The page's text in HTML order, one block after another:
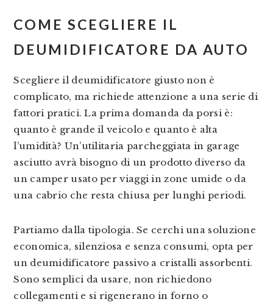
COME SCEGLIERE IL
DEUMIDIFICATORE DA AUTO
Scegliere il deumidificatore giusto non è
complicato, ma richiede attenzione a una serie di
fattori pratici. La prima domanda da porsi è:
quanto è grande il veicolo e quanto è alta
l’umidità? Un’utilitaria parcheggiata in garage
asciutto avrà bisogno di un prodotto diverso da
un camper usato per viaggi in zone umide o da
una cabrio che resta chiusa per lunghi periodi.
Partiamo dalla tipologia. Se cerchi una soluzione
economica, silenziosa e senza consumi, opta per
un deumidificatore passivo a cristalli assorbenti.
Sono semplici da usare, non richiedono
collegamenti e si rigenerano in forno o